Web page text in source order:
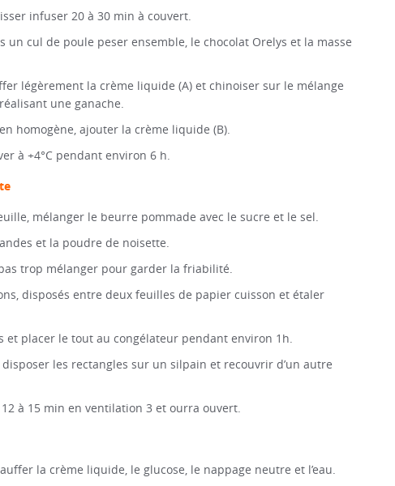
infuser 20 à 30 min à couvert.
un cul de poule peser ensemble, le chocolat Orelys et la masse
légèrement la crème liquide (A) et chinoiser sur le mélange
une ganache.
homogène, ajouter la crème liquide (B).
à +4°C pendant environ 6 h.
mélanger le beurre pommade avec le sucre et le sel.
et la poudre de noisette.
trop mélanger pour garder la friabilité.
disposés entre deux feuilles de papier cuisson et étaler
et placer le tout au congélateur pendant environ 1h.
les rectangles sur un silpain et recouvrir d’un autre
à 15 min en ventilation 3 et ourra ouvert.
la crème liquide, le glucose, le nappage neutre et l’eau.